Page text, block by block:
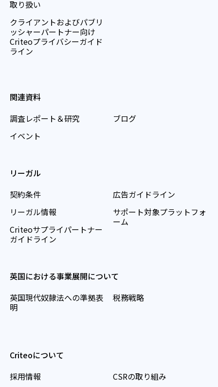
取り扱い
クライアントおよびパブリ
ッシャーパートナー向け
Criteoプライバシーガイド
ライン
関連資料
調査レポート＆研究
イベント
ブログ
リーガル
契約条件
リーガル情報
Criteoサプライパートナー
ガイドライン
広告ガイドライン
サポート対象プラットフォ
ーム
英国における事業展開について
英国現代奴隷法への準拠表
明
税務戦略
Criteoについて
採用情報
CSRの取り組み